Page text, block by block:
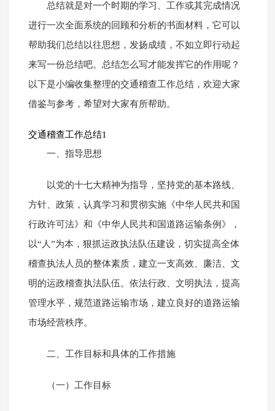
总结就是对一个时期的学习、工作或其完成情况
进行一次全面系统的回顾和分析的书面材料，它可以
帮助我们总结以往思想，发扬成绩，不如立即行动起
来写一份总结吧。总结怎么写才能发挥它的作用呢？
以下是小编收集整理的交通稽查工作总结，欢迎大家
借鉴与参考，希望对大家有所帮助。
交通稽查工作总结1
一、指导思想
以党的十七大精神为指导，坚持党的基本路线、
方针、政策，认真学习和贯彻实施《中华人民共和国
行政许可法》和《中华人民共和国道路运输条例》，
以“人”为本，狠抓运政执法队伍建设，切实提高全体
稽查执法人员的整体素质，建立一支高效、廉洁、文
明的运政稽查执法队伍。依法行政、文明执法，提高
管理水平，规范道路运输市场，建立良好的道路运输
市场经营秩序。
二、工作目标和具体的工作措施
（一）工作目标